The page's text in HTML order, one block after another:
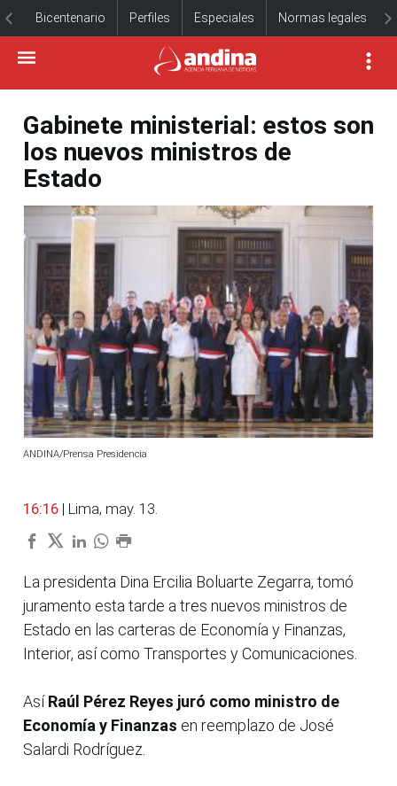
Bicentenario Perfiles Especiales Normas legales
Gabinete ministerial: estos son
los nuevos ministros de
Estado
ANDINA/Prensa Presidencia
16:16 | Lima, may. 13.
La presidenta Dina Ercilia Boluarte Zegarra, tomó
juramento esta tarde a tres nuevos ministros de
Estado en las carteras de Economía y Finanzas,
Interior, así como Transportes y Comunicaciones.
AsíRaúl Pérez Reyes juró como ministro de
Economía y Finanzas en reemplazo de José
Salardi Rodríguez.